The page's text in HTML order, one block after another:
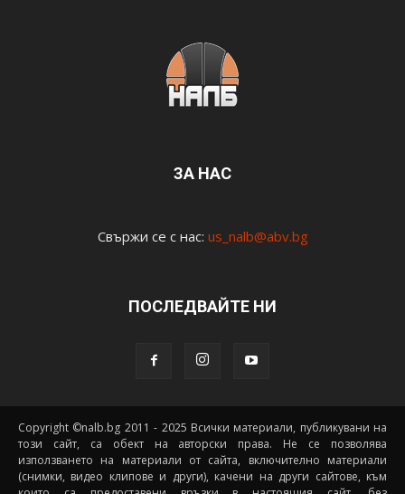
ЗА НАС
Свържи се с нас: us_nalb@abv.bg
ПОСЛЕДВАЙТЕ НИ
Copyright ©nalb.bg 2011 - 2025 Всички материали, публикувани на
този сайт, са обект на авторски права. Не се позволява
използването на материали от сайта, включително материали
(снимки, видео клипове и други), качени на други сайтове, към